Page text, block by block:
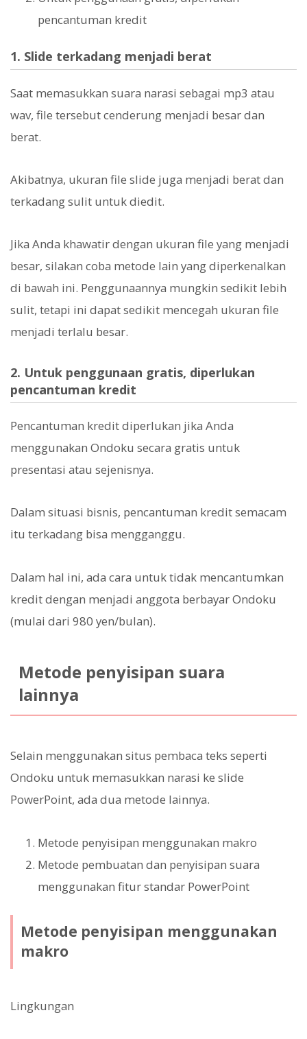
pencantuman kredit
1. Slide terkadang menjadi berat
Saat memasukkan suara narasi sebagai mp3 atau
wav, file tersebut cenderung menjadi besar dan
berat.
Akibatnya, ukuran file slide juga menjadi berat dan
terkadang sulit untuk diedit.
Jika Anda khawatir dengan ukuran file yang menjadi
besar, silakan coba metode lain yang diperkenalkan
di bawah ini. Penggunaannya mungkin sedikit lebih
sulit, tetapi ini dapat sedikit mencegah ukuran file
menjadi terlalu besar.
2. Untuk penggunaan gratis, diperlukan
pencantuman kredit
Pencantuman kredit diperlukan jika Anda
menggunakan Ondoku secara gratis untuk
presentasi atau sejenisnya.
Dalam situasi bisnis, pencantuman kredit semacam
itu terkadang bisa mengganggu.
Dalam hal ini, ada cara untuk tidak mencantumkan
kredit dengan menjadi anggota berbayar Ondoku
(mulai dari 980 yen/bulan).
Metode penyisipan suara
lainnya
Selain menggunakan situs pembaca teks seperti
Ondoku untuk memasukkan narasi ke slide
PowerPoint, ada dua metode lainnya.
Metode penyisipan menggunakan makro
Metode pembuatan dan penyisipan suara
menggunakan fitur standar PowerPoint
Metode penyisipan menggunakan
makro
Lingkungan